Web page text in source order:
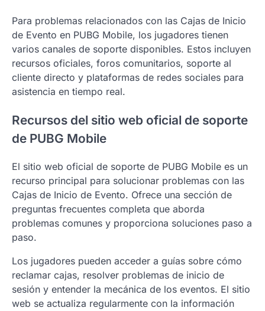
Para problemas relacionados con las Cajas de Inicio
de Evento en PUBG Mobile, los jugadores tienen
varios canales de soporte disponibles. Estos incluyen
recursos oficiales, foros comunitarios, soporte al
cliente directo y plataformas de redes sociales para
asistencia en tiempo real.
Recursos del sitio web oficial de soporte
de PUBG Mobile
El sitio web oficial de soporte de PUBG Mobile es un
recurso principal para solucionar problemas con las
Cajas de Inicio de Evento. Ofrece una sección de
preguntas frecuentes completa que aborda
problemas comunes y proporciona soluciones paso a
paso.
Los jugadores pueden acceder a guías sobre cómo
reclamar cajas, resolver problemas de inicio de
sesión y entender la mecánica de los eventos. El sitio
web se actualiza regularmente con la información